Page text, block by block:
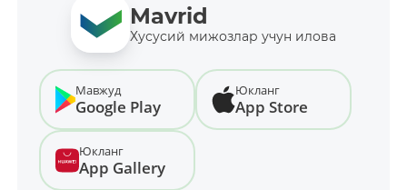
Mavrid
Хусусий мижозлар учун илова
Мавжуд
Google Play
Юкланг
App Store
Юкланг
App Gallery